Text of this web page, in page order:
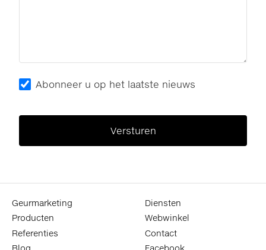
Abonneer u op het laatste nieuws
Geurmarketing
Producten
Referenties
Diensten
Webwinkel
Contact